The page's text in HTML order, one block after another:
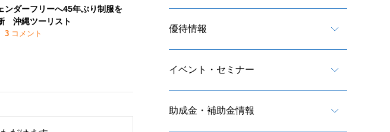
ンダーフリーへ45年ぶり制服を
沖縄ツーリスト
3 コメント 優待情報
イベント・セミナー
助成金・補助金情報